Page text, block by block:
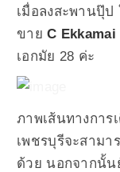
เมื่อลงสะพานปุ๊ป
ขายC Ekkamai
เอกมัย 28 ค่ะ
ภาพเส้นทางการ
เพชรบุรีจะสามา
ด้วย นอกจากนั้น